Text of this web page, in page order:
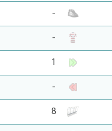
-
-
1
-
8